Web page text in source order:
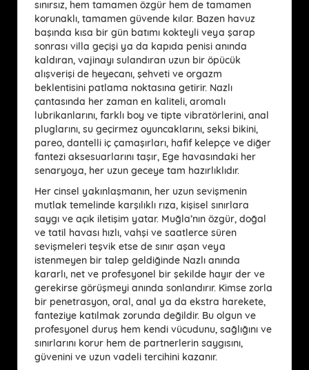
sınırsız, hem tamamen özgür hem de tamamen
korunaklı, tamamen güvende kılar. Bazen havuz
başında kısa bir gün batımı kokteyli veya şarap
sonrası villa geçişi ya da kapıda penisi anında
kaldıran, vajinayı sulandıran uzun bir öpücük
alışverişi de heyecanı, şehveti ve orgazm
beklentisini patlama noktasına getirir. Nazlı
çantasında her zaman en kaliteli, aromalı
lubrikanlarını, farklı boy ve tipte vibratörlerini, anal
pluglarını, su geçirmez oyuncaklarını, seksi bikini,
pareo, dantelli iç çamaşırları, hafif kelepçe ve diğer
fantezi aksesuarlarını taşır, Ege havasındaki her
senaryoya, her uzun geceye tam hazırlıklıdır.
Her cinsel yakınlaşmanın, her uzun sevişmenin
mutlak temelinde karşılıklı rıza, kişisel sınırlara
saygı ve açık iletişim yatar. Muğla’nın özgür, doğal
ve tatil havası hızlı, vahşi ve saatlerce süren
sevişmeleri teşvik etse de sınır aşan veya
istenmeyen bir talep geldiğinde Nazlı anında
kararlı, net ve profesyonel bir şekilde hayır der ve
gerekirse görüşmeyi anında sonlandırır. Kimse zorla
bir penetrasyon, oral, anal ya da ekstra harekete,
fanteziye katılmak zorunda değildir. Bu olgun ve
profesyonel duruş hem kendi vücudunu, sağlığını ve
sınırlarını korur hem de partnerlerin saygısını,
güvenini ve uzun vadeli tercihini kazanır.